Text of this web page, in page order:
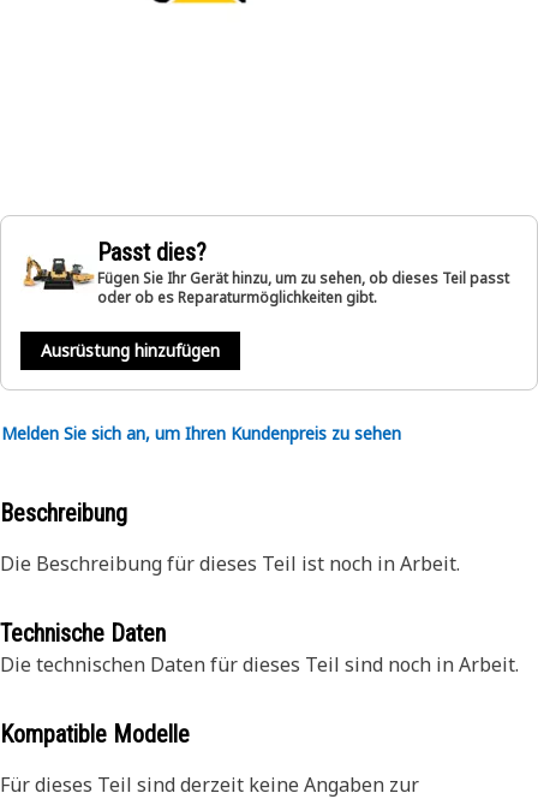
Passt dies?
Fügen Sie Ihr Gerät hinzu, um zu sehen, ob dieses Teil passt
oder ob es Reparaturmöglichkeiten gibt.
Ausrüstung hinzufügen
Melden Sie sich an, um Ihren Kundenpreis zu sehen
Beschreibung
Die Beschreibung für dieses Teil ist noch in Arbeit.
Technische Daten
Die technischen Daten für dieses Teil sind noch in Arbeit.
Kompatible Modelle
Für dieses Teil sind derzeit keine Angaben zur